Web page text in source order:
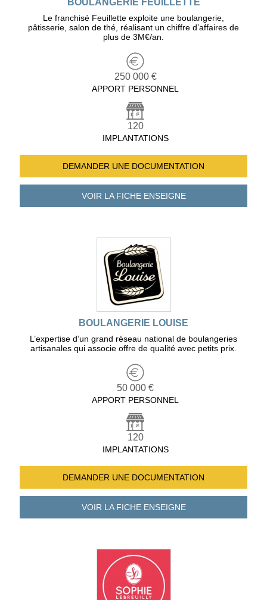
BOULANGERIE FEUILLETTE
Le franchisé Feuillette exploite une boulangerie,
pâtisserie, salon de thé, réalisant un chiffre d’affaires de
plus de 3M€/an.
250 000 €
APPORT PERSONNEL
120
IMPLANTATIONS
DEMANDER UNE DOCUMENTATION
VOIR LA FICHEENSEIGNE
BOULANGERIE LOUISE
L’expertise d’un grand réseau national de boulangeries
artisanales qui associe offre de qualité avec petits prix.
50 000 €
APPORT PERSONNEL
120
IMPLANTATIONS
DEMANDER UNE DOCUMENTATION
VOIR LA FICHEENSEIGNE